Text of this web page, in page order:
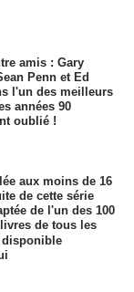
amis : Gary
Penn et Ed
l'un des meilleurs
années 90
oublié !
aux moins de 16
de cette série
de l'un des 100
de tous les
disponible